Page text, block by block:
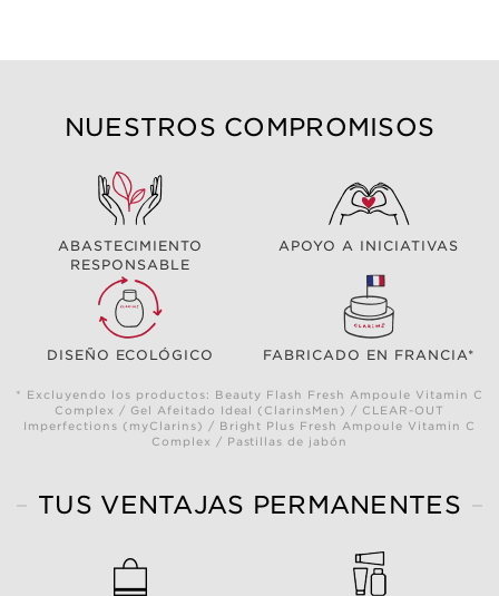
NUESTROS COMPROMISOS
ABASTECIMIENTO
RESPONSABLE
APOYO A INICIATIVAS
DISEÑO ECOLÓGICO FABRICADO EN FRANCIA*
* Excluyendo los productos: Beauty Flash Fresh Ampoule Vitamin C
Complex / Gel Afeitado Ideal (ClarinsMen) / CLEAR-OUT
Imperfections (myClarins) / Bright Plus Fresh Ampoule Vitamin C
Complex / Pastillas de jabón
TUS VENTAJAS PERMANENTES